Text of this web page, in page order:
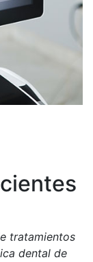
tratamientos
dental de